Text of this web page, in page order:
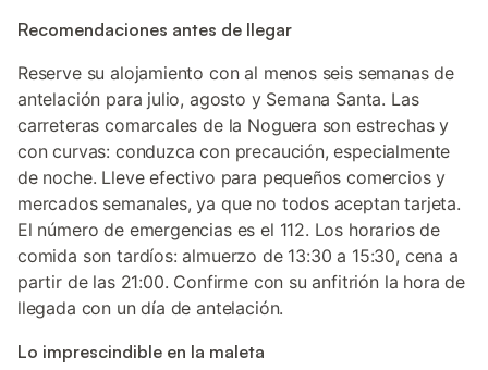
Recomendaciones antes de llegar
Reserve su alojamiento con al menos seis semanas de
antelación para julio, agosto y Semana Santa. Las
carreteras comarcales de la Noguera son estrechas y
con curvas: conduzca con precaución, especialmente
de noche. Lleve efectivo para pequeños comercios y
mercados semanales, ya que no todos aceptan tarjeta.
El número de emergencias es el 112. Los horarios de
comida son tardíos: almuerzo de 13:30 a 15:30, cena a
partir de las 21:00. Confirme con su anfitrión la hora de
llegada con un día de antelación.
Lo imprescindible en la maleta